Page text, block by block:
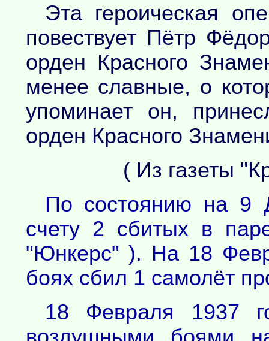
Эта героическая
повествует Пётр
орден Красного
менее славные, о
упоминает он,
орден Красного
( Из газеты
По состоянию на 9
счету 2 сбитых в
"Юнкерс" ). На 18
боях сбил 1 самолёт
18 Февраля 1937